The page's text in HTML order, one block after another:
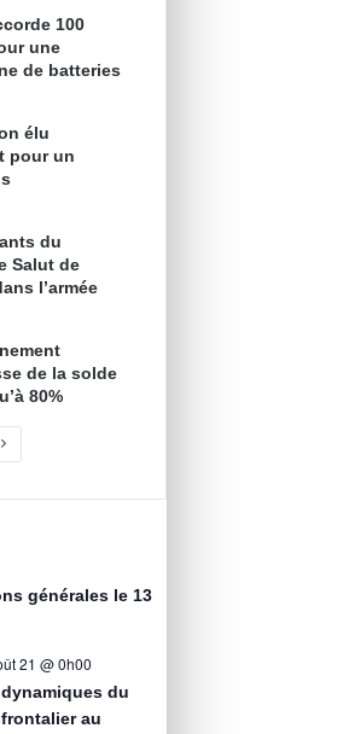
100
une
de batteries
élu
pour un
du
Salut de
l’armée
de la solde
80%
générales le 13
21 @ 0h00
du
au